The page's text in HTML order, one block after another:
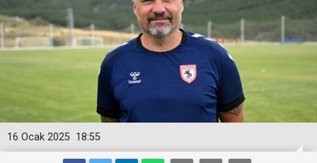
18:55
16 Ocak 2025